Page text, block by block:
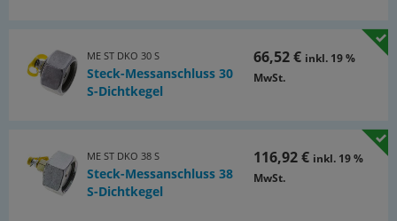
ME ST DKO 30 S
Steck-Messanschluss 30
S-Dichtkegel
66,52 € inkl. 19 %
MwSt.
ME ST DKO 38 S
Steck-Messanschluss 38
S-Dichtkegel
116,92 € inkl. 19 %
MwSt.